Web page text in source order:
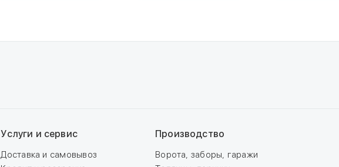
Услуги и сервис
Доставка и самовывоз
Производство
Ворота, заборы, гаражи